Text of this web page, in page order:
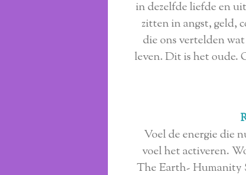
in dezelfde liefde en
zitten in angst, geld,
die ons vertelden
leven. Dit is het oude.
Voel de energie die
voel het activeren.
The Earth- Humanity